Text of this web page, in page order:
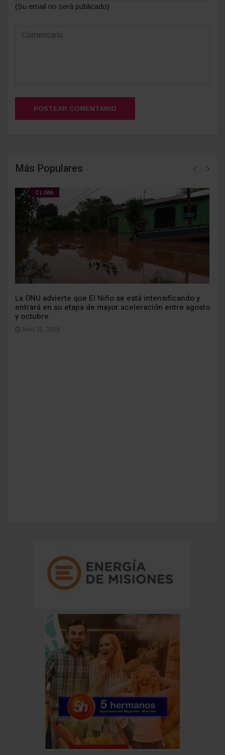
(Su email no será publicado)
POSTEAR COMENTARIO
Más Populares
CLIMA
La ONU advierte que El Niño se está intensificando y
entrará en su etapa de mayor aceleración entre agosto
y octubre
Julio 31, 2026